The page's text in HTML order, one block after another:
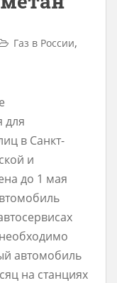
Газ в России,
для
в Санкт-
и
до 1 мая
автомобиль
на станциях